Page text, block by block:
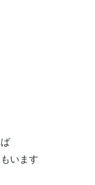
います